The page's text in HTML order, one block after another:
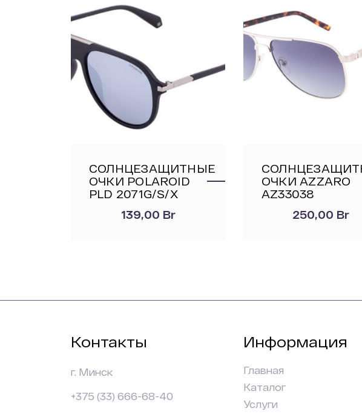
СОЛНЦЕЗАЩИТНЫЕ
ОЧКИ POLAROID
PLD 2071G/S/X
139,00 Br
ОЧКИ AZZARO
AZ33038
250,00 Br
Контакты
г. Минск
+375 (33) 666-68-40
Информация
Главная
Каталог
Услуги